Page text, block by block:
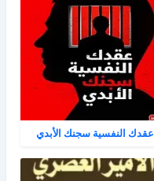
عقدك النفسية سجنك الأبدي